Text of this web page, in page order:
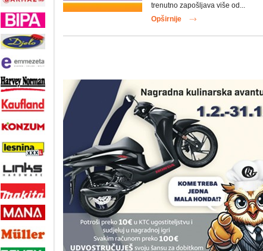
trenutno zapošljava više od...
Opširnije